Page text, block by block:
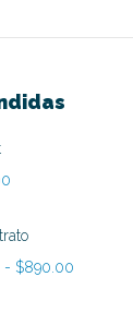
- $890.00